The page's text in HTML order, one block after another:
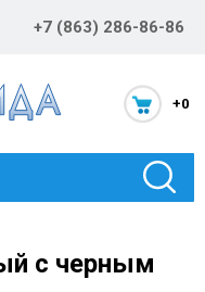
+7 (863) 286-86-86
+0
с черным